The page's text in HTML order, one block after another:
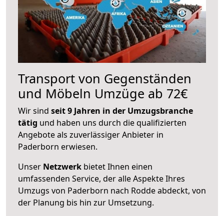
Transport von Gegenständen
und Möbeln Umzüge ab 72€
Wir sind seit 9 Jahren in der Umzugsbranche
tätig und haben uns durch die qualifizierten
Angebote als zuverlässiger Anbieter in
Paderborn erwiesen.
Unser Netzwerk bietet Ihnen einen
umfassenden Service, der alle Aspekte Ihres
Umzugs von Paderborn nach Rodde abdeckt, von
der Planung bis hin zur Umsetzung.